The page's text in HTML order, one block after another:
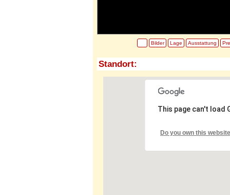
Bilder Lage Ausstattung
Standort:
This page can't load
Do you own this